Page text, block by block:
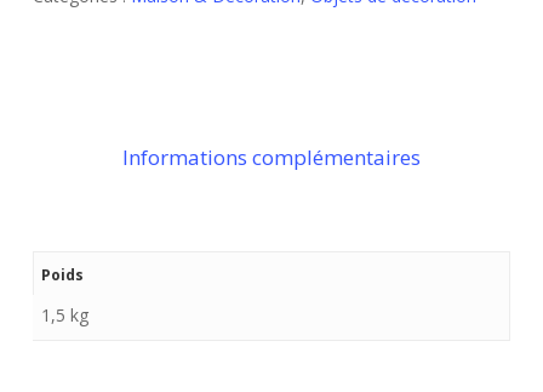
Informations complémentaires
Poids
1,5 kg